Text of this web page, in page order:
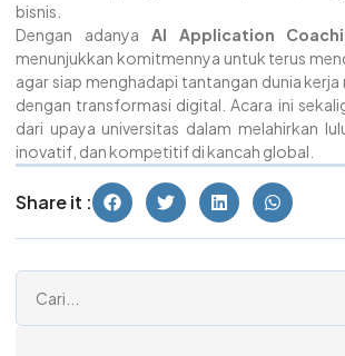
bisnis.
Dengan adanya AI Application
menunjukkan komitmennya untuk terus
agar siap menghadapi tantangan dunia
dengan transformasi digital. Acara ini
dari upaya universitas dalam melahirkan
inovatif, dan kompetitif di kancah global.
Share it :